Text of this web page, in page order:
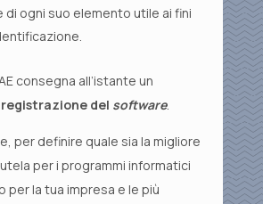
di ogni suo elemento utile ai fini
consegna all’istante un
del software.
per definire quale sia la migliore
per i programmi informatici
per la tua impresa e le più